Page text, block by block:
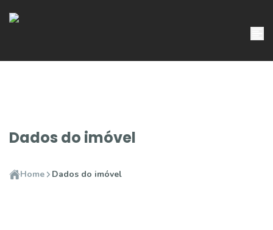
Dados do imóvel
Home Dados do imóvel